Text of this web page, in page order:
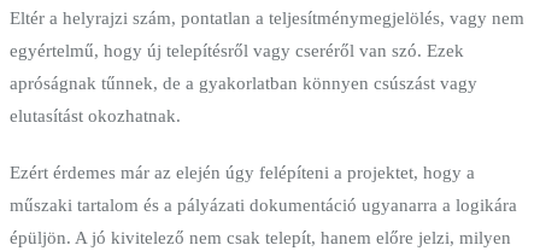
Eltér a helyrajzi szám, pontatlan a teljesítménymegjelölés, vagy nem
egyértelmű, hogy új telepítésről vagy cseréről van szó. Ezek
apróságnak tűnnek, de a gyakorlatban könnyen csúszást vagy
elutasítást okozhatnak.
Ezért érdemes már az elején úgy felépíteni a projektet, hogy a
műszaki tartalom és a pályázati dokumentáció ugyanarra a logikára
épüljön. A jó kivitelező nem csak telepít, hanem előre jelzi, milyen